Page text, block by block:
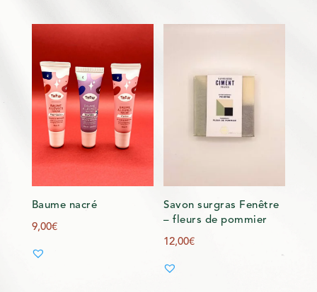
Baume nacré
9,00€
Savon surgras Fenêtre
– fleurs de pommier
12,00€